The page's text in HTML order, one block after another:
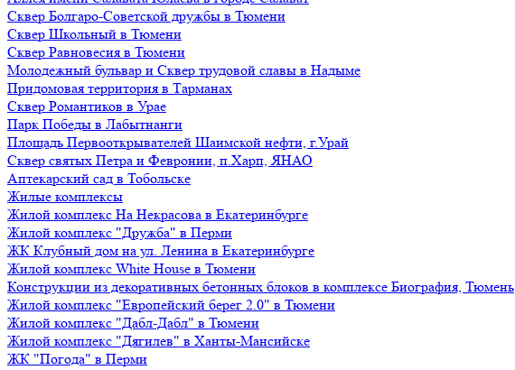
Сквер Болгаро-Советской дружбы в Тюмени
Сквер Школьный в Тюмени
Сквер Равновесия в Тюмени
Молодежный бульвар и Сквер трудовой славы в Надыме
Придомовая территория в Тарманах
Сквер Романтиков в Урае
Парк Победы в Лабытнанги
Площадь Первооткрывателей Шаимской нефти, г.Урай
Сквер святых Петра и Февронии, п.Харп, ЯНАО
Аптекарский сад в Тобольске
Жилые комплексы
Жилой комплекс На Некрасова в Екатеринбурге
Жилой комплекс "Дружба" в Перми
ЖК Клубный дом на ул. Ленина в Екатеринбурге
Жилой комплекс White House в Тюмени
Конструкции из декоративных бетонных блоков в комплексе Биография, Тюмень
Жилой комплекс "Европейский берег 2.0" в Тюмени
Жилой комплекс "Дабл-Дабл" в Тюмени
Жилой комплекс "Дягилев" в Ханты-Мансийске
ЖК "Погода" в Перми